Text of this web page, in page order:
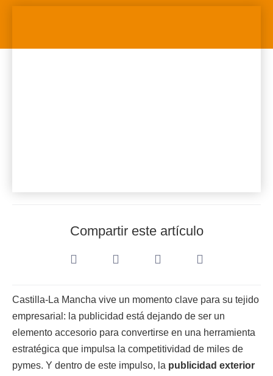
Compartir este artículo
Castilla-La Mancha vive un momento clave para su tejido
empresarial: la publicidad está dejando de ser un
elemento accesorio para convertirse en una herramienta
estratégica que impulsa la competitividad de miles de
pymes. Y dentro de este impulso, la publicidad exterior